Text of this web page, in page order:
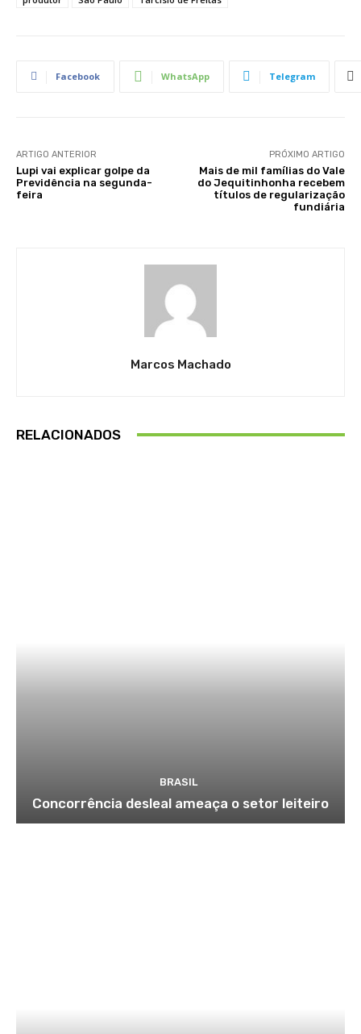
Facebook WhatsApp Telegram
ARTIGO ANTERIOR
Lupi vai explicar golpe da
Previdência na segunda-
feira
PRÓXIMO ARTIGO
Mais de mil famílias do Vale
do Jequitinhonha recebem
títulos de regularização
fundiária
Marcos Machado
RELACIONADOS
BRASIL
Concorrência desleal ameaça o setor leiteiro